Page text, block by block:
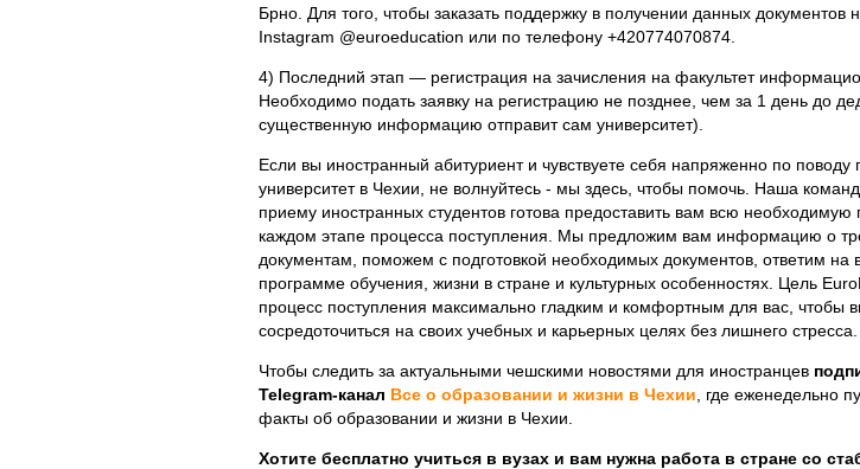
Брно. Для того, чтобы заказать поддержку в получении данных документов
Instagram @euroeducation или по телефону +420774070874.
4) Последний этап — регистрация на зачисления на факультет
Необходимо подать заявку на регистрацию не позднее, чем за 1 день до
существенную информацию отправит сам университет).
Если вы иностранный абитуриент и чувствуете себя напряженно по поводу
университет в Чехии, не волнуйтесь - мы здесь, чтобы помочь. Наша
приему иностранных студентов готова предоставить вам всю
каждом этапе процесса поступления. Мы предложим вам информацию о
документам, поможем с подготовкой необходимых документов, ответим на
программе обучения, жизни в стране и культурных особенностях. Цель
процесс поступления максимально гладким и комфортным для вас, чтобы
сосредоточиться на своих учебных и карьерных целях без лишнего стресса.
Чтобы следить за актуальными чешскими новостями для иностранцев
Telegram-канал Все о образовании и жизни в Чехии , где еженедельно
факты об образовании и жизни в Чехии.
Хотите бесплатно учиться в вузах и вам нужна работа в стране со